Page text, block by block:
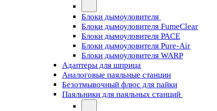
Блоки дымоуловителя
Блоки дымоуловителя FumeClear
Блоки дымоуловителя PACE
Блоки дымоуловителя Pure-Air
Блоки дымоуловителя WARP
Адаптеры для шприца
Аналоговые паяльные станции
Безотмывочный флюс для пайки
Паяльники для паяльных станций